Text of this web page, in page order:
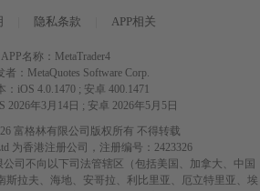
隐私条款 APP相关
APP名称：MetaTrader4
者：MetaQuotes Software Corp.
：iOS 4.0.1470 ; 安卓 400.1471
2026年3月14日 ; 安卓 2026年5月5日
富格林有限公司版权所有 不得转载
为香港注册公司，注册编号：2423326
公司不向以下司法管辖区（包括美国、加拿大、中国
斯拉夫、海地、安哥拉、利比里亚、厄立特里亚、埃